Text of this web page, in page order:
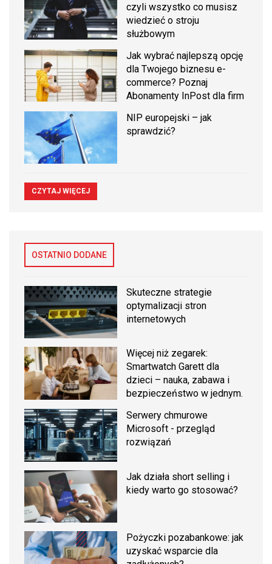
czyli wszystko co musisz
wiedzieć o stroju
służbowym
Jak wybrać najlepszą opcję
dla Twojego biznesu e-
commerce? Poznaj
Abonamenty InPost dla firm
NIP europejski – jak
sprawdzić?
CZYTAJ WIĘCEJ
OSTATNIO DODANE
Skuteczne strategie
optymalizacji stron
internetowych
Więcej niż zegarek:
Smartwatch Garett dla
dzieci – nauka, zabawa i
bezpieczeństwo w jednym.
Serwery chmurowe
Microsoft - przegląd
rozwiązań
Jak działa short selling i
kiedy warto go stosować?
Pożyczki pozabankowe: jak
uzyskać wsparcie dla